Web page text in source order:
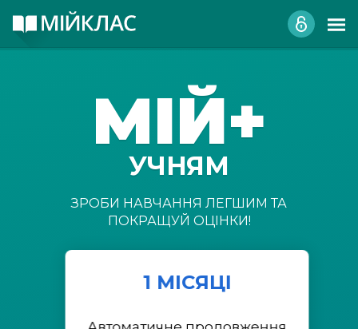
МІЙ+
УЧНЯМ
ЗРОБИ НАВЧАННЯ ЛЕГШИМ ТА
ПОКРАЩУЙ ОЦІНКИ!
1 МІСЯЦІ